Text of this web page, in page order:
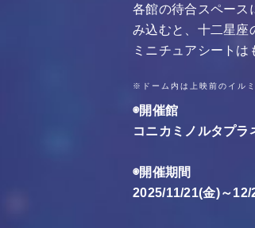
各館の待合スペース
み込むと、十二星座
ミニチュアシート
※ドーム内は上映前のイル
◉開催館
コニカミノルタプラ
◉開催期間
2025/11/21(金)～12/